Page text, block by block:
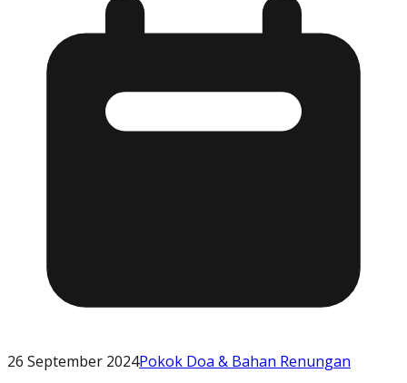
26 September 2024Pokok Doa & Bahan Renungan